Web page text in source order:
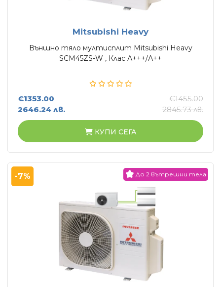
Mitsubishi Heavy
Външно тяло мултисплит Mitsubishi Heavy
SCM45ZS-W , Клас А+++/А++
€1353.00
2646.24 лв.
€1455.00
2845.73 лв.
КУПИ СЕГА
-7% До 2 вътрешни тела